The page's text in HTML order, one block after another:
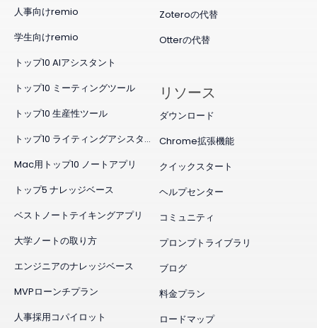
Zoteroの代替
Otterの代替
人事向けremio
学生向けremio
トップ10 AIアシスタント
トップ10 ミーティングツール
トップ10 生産性ツール
トップ10 ライティングアシスタント
Mac用トップ10 ノートアプリ
トップ5 ナレッジベース
ベストノートテイキングアプリ
大学ノートの取り方
エンジニアのナレッジベース
MVPローンチプラン
人事採用コパイロット
リソース
ダウンロード
Chrome拡張機能
クイックスタート
ヘルプセンター
コミュニティ
プロンプトライブラリ
ブログ
料金プラン
ロードマップ